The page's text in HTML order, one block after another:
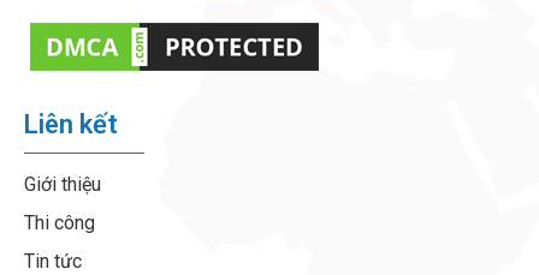
Liên kết
Giới thiệu
Thi công
Tin tức